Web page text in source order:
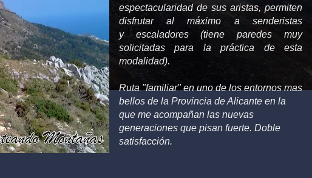
espectacularidad de sus aristas, permiten
disfrutar al máximo a senderistas
y escaladores (tiene paredes muy
solicitadas para la práctica de esta
modalidad).
Ruta "familiar" en uno de los entornos mas
bellos de la Provincia de Alicante en la
que me acompañan las nuevas
generaciones que pisan fuerte. Doble
satisfacción.